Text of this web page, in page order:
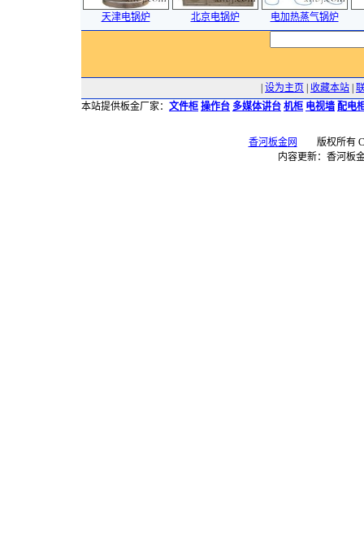
天津电锅炉 北京电锅炉 电加热蒸气锅炉
设为主页 收藏本站
本站提供板金厂家： 文件柜 操作台 多媒体讲台 机柜 电视墙 配电
香河板金网
版权所有
内容更新：香河板